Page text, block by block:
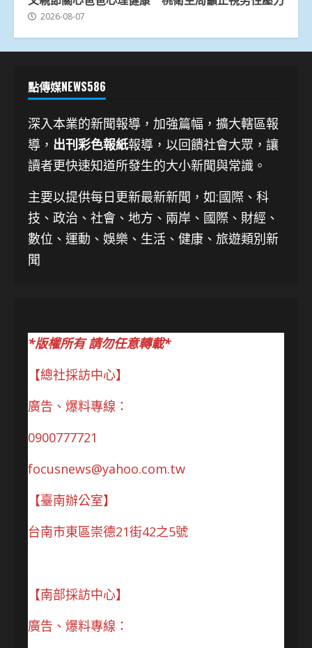
2026-08-07
點傳媒NEWS586
深入本業的新聞報導，加強篇幅，擴大轄區報
導， 出刊彩色報紙報導，以回饋社會大眾，讓
讀者更快速知道所發生的大小新聞與常識。
主要以提供每日更新最新新聞 ，如:國際、科
技、 政治、社會、地方、兩岸、國際、財經、
數位、運動、娛樂、生活、健康、旅遊類別新
聞
*版權所有 請勿任意轉載*
【總社採訪中心】
廣告、爆料專線：
0900777721
focusnews@yahoo.com.tw
【臺南辦公室】
台南市東區崇德21街42之5號
【南部採訪中心】
廣告、爆料專線：